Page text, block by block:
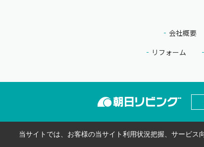
会社概要
リフォーム
当サイトでは、お客様の当サイト利用状況把握、サービス